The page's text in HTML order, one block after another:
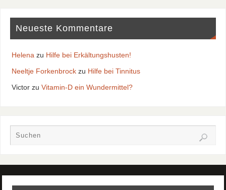
Neueste Kommentare
Helena zu Hilfe bei Erkältungshusten!
Neeltje Forkenbrockzu Hilfe bei Tinnitus
Victorzu Vitamin-D ein Wundermittel?